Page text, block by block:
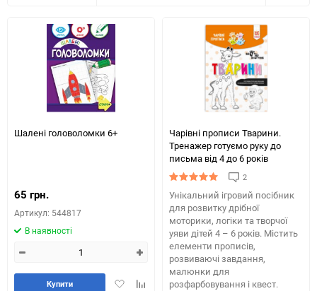
60
90
150
Шалені головоломки 6+
65 грн.
Артикул: 544817
В наявності
ДодатиДодайте
Купити
Чарівні прописи Тварини.
Тренажер готуємо руку до
письма від 4 до 6 років
2
Унікальний ігровий посібник
для розвитку дрібної
моторики, логіки та творчої
уяви дітей 4 – 6 років. Містить
елементи прописів,
розвиваючі завдання,
малюнки для
розфарбовування і квест.